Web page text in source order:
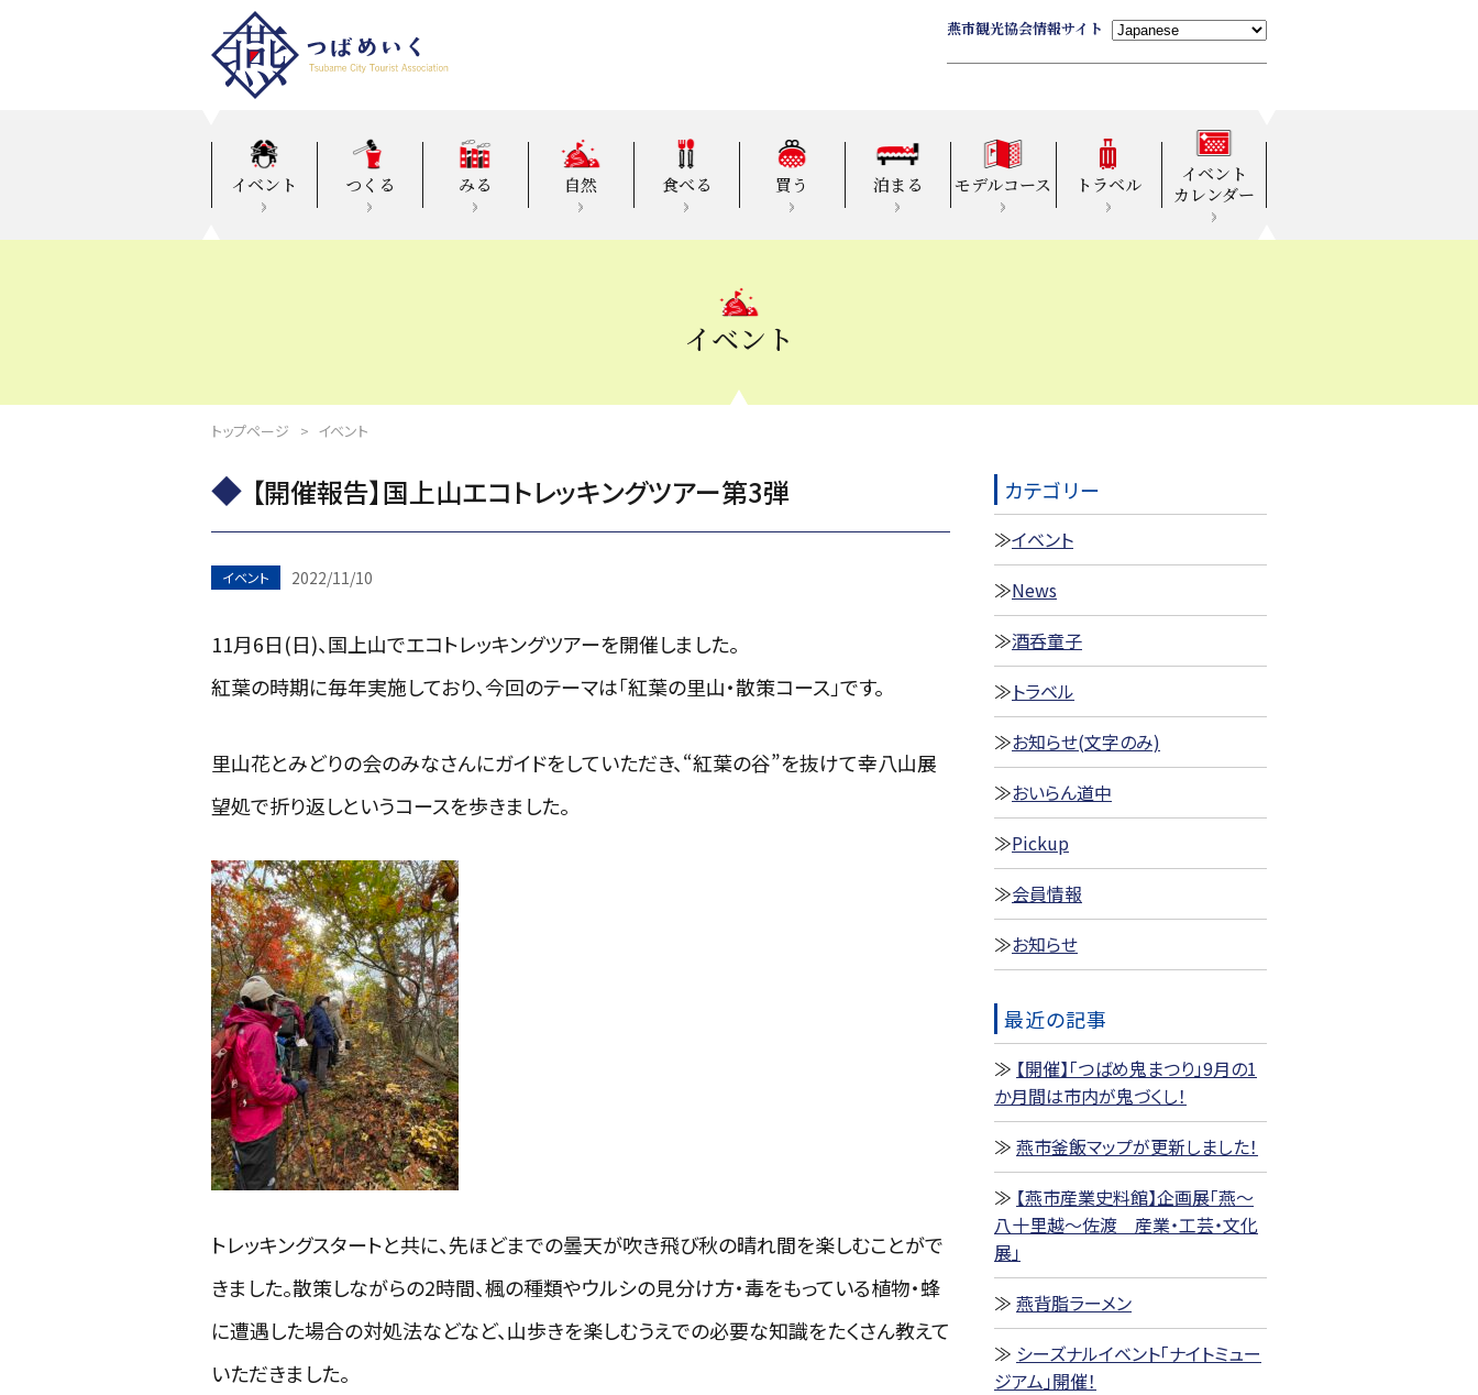
燕市観光協会情報サイト
イベント つくる みる 自然 食べる 買う 泊まる モデルコース トラベル
イベント
カレンダー
イベント
トップページ イベント
【開催報告】国上山エコトレッキングツアー第3弾
イベント 2022/11/10
11月6日(日)、国上山でエコトレッキングツアーを開催しました。
紅葉の時期に毎年実施しており、今回のテーマは「紅葉の里山・散策コース」です。
里山花とみどりの会のみなさんにガイドをしていただき、“紅葉の谷”を抜けて幸八山展
望処で折り返しというコースを歩きました。
トレッキングスタートと共に、先ほどまでの曇天が吹き飛び秋の晴れ間を楽しむことがで
きました。散策しながらの2時間、楓の種類やウルシの見分け方・毒をもっている植物・蜂
に遭遇した場合の対処法などなど、山歩きを楽しむうえでの必要な知識をたくさん教えて
いただきました。
カテゴリー
イベント
News
酒呑童子
トラベル
お知らせ(文字のみ)
おいらん道中
Pickup
会員情報
お知らせ
最近の記事
【開催】「つばめ鬼まつり」9月の1
か月間は市内が鬼づくし！
燕市釜飯マップが更新しました！
【燕市産業史料館】企画展「燕～
八十里越～佐渡 産業・工芸・文化
展」
燕背脂ラーメン
シーズナルイベント「ナイトミュー
ジアム」開催！